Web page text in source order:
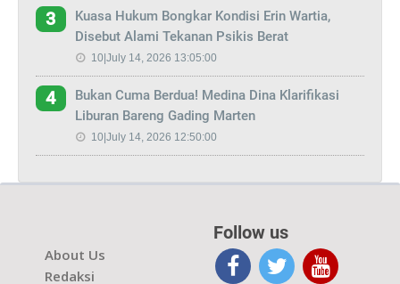
3
Kuasa Hukum Bongkar Kondisi Erin Wartia,
Disebut Alami Tekanan Psikis Berat
10|July 14, 2026 13:05:00
4
Bukan Cuma Berdua! Medina Dina Klarifikasi
Liburan Bareng Gading Marten
10|July 14, 2026 12:50:00
About Us
Redaksi
Follow us